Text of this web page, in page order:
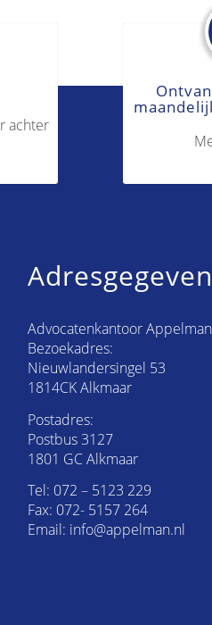
achter
Advocatenkantoor Appelman
Bezoekadres:
Nieuwlandersingel 53
1814CK Alkmaar
Postadres:
Postbus 3127
1801 GC Alkmaar
Tel: 072 – 5123 229
Fax: 072- 5157 264
Email: info@appelman.nl